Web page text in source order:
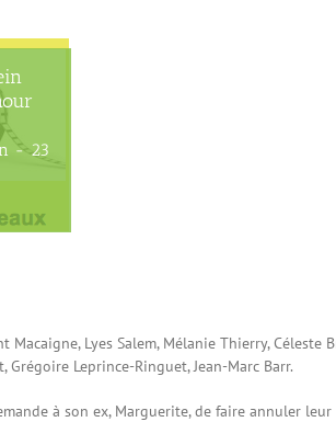
-23
Macaigne, Lyes Salem, Mélanie Thierry, Céleste
Grégoire Leprince-Ringuet, Jean-Marc Barr.
à son ex, Marguerite, de faire annuler